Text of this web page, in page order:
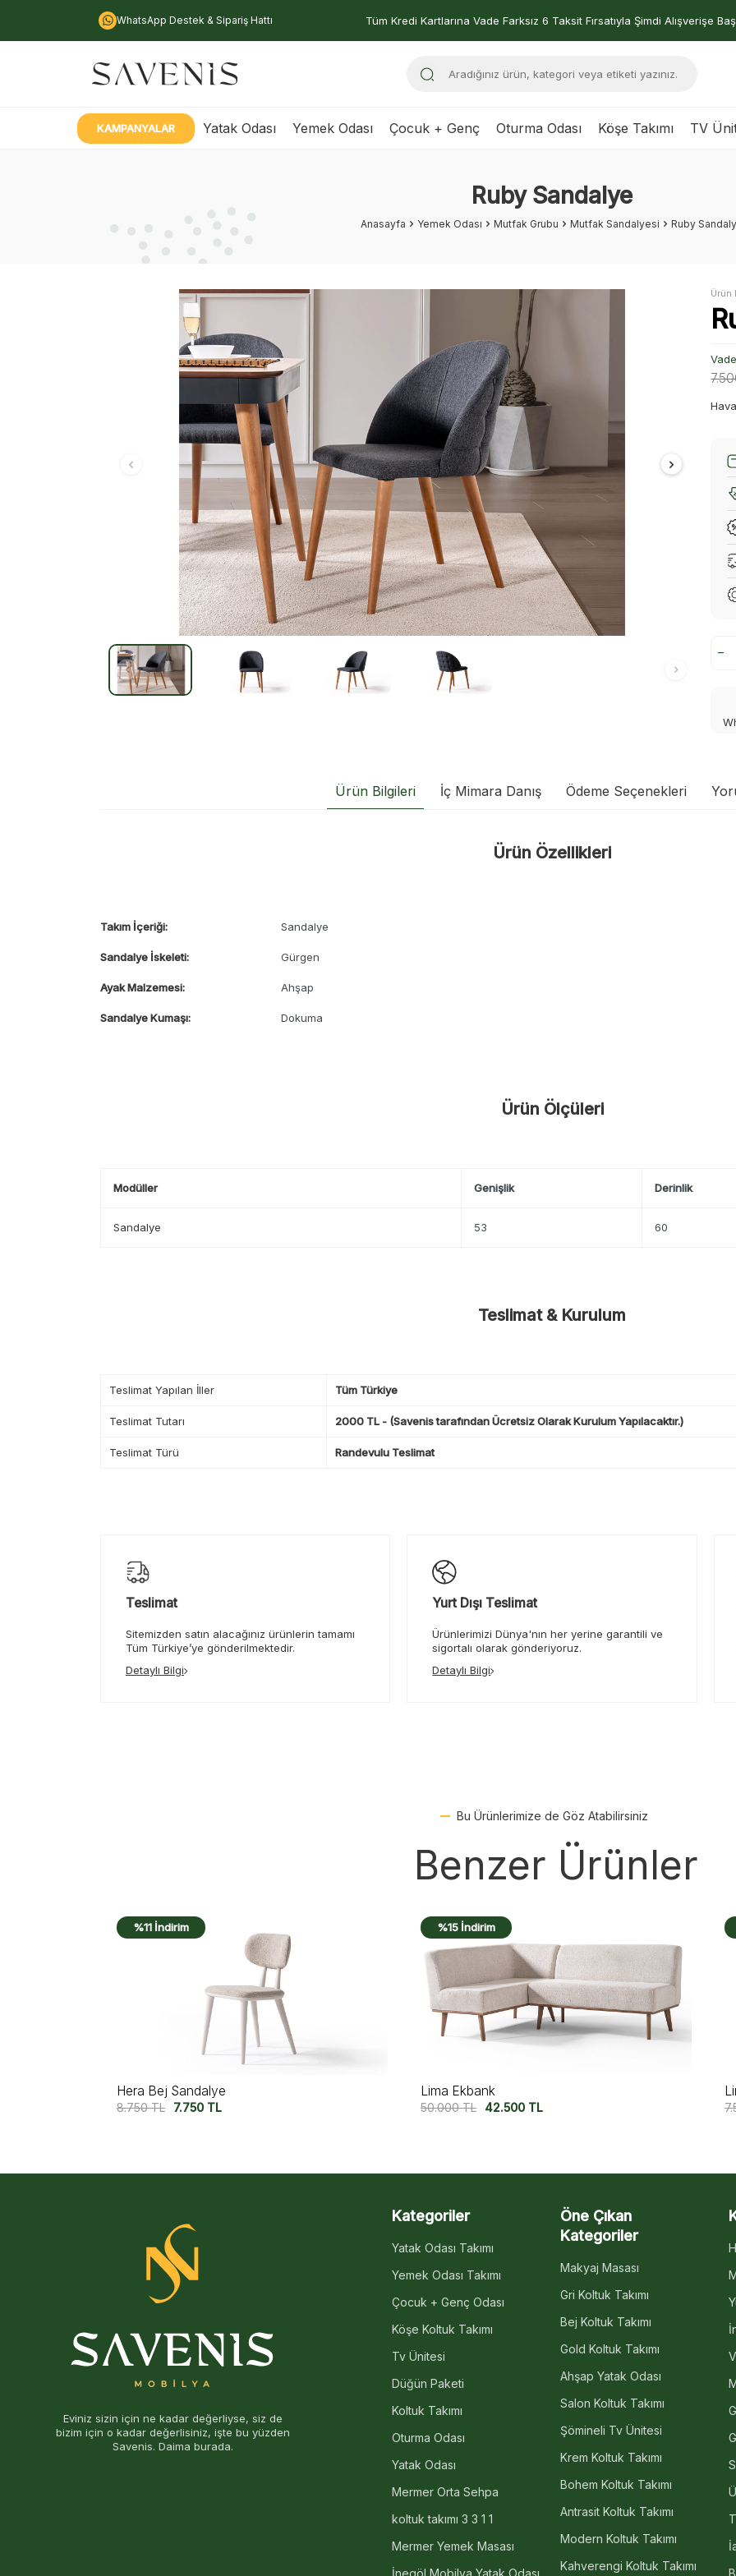
WhatsApp Destek & Sipariş Hattı Tüm Kredi Kartlarına Vade Farksız 6 Taksit Fırsatıyla Şimdi Alışverişe
KAMPANYALAR Yatak Odası Yemek Odası Çocuk + Genç Oturma Odası Köşe Takımı TV
Ruby Sandalye
Anasayfa Yemek Odası Mutfak Grubu Mutfak Sandalyesi Ruby
Ürün
Ürün Bilgileri İç Mimara Danış Ödeme Seçenekleri
Ürün Özellikleri
Takım İçeriği: Sandalye
Sandalye İskeleti: Gürgen
Ayak Malzemesi: Ahşap
Sandalye Kumaşı: Dokuma
Ürün Ölçüleri
Modüller Genişlik Derinlik
Sandalye 53 60
Teslimat & Kurulum
Teslimat Yapılan İller Tüm Türkiye
Teslimat Tutarı 2000 TL - (Savenis tarafından Ücretsiz Olarak Kurulum Yapılacaktır.)
Teslimat Türü Randevulu Teslimat
Teslimat
Sitemizden satın alacağınız ürünlerin tamamı
Tüm Türkiye’ye gönderilmektedir.
Detaylı Bilgi
Yurt Dışı Teslimat
Ürünlerimizi Dünya'nın her yerine garantili ve
sigortalı olarak gönderiyoruz.
Detaylı Bilgi
Bu Ürünlerimize de Göz Atabilirsiniz
Benzer Ürünler
%15 İndirim
Lima Ekbank
50.000TL 42.500TL
%10 İndirim
Lima Sandalye
7.500TL 6.750TL
Eviniz sizin için ne kadar değerliyse, siz de
bizim için o kadar değerlisiniz, işte bu yüzden
Savenis. Daima burada.
Kategoriler
Yatak Odası Takımı
Yemek Odası Takımı
Çocuk + Genç Odası
Köşe Koltuk Takımı
Tv Ünitesi
Düğün Paketi
Koltuk Takımı
Oturma Odası
Yatak Odası
Mermer Orta Sehpa
koltuk takımı 3 3 1 1
Mermer Yemek Masası
İnegöl Mobilya Yatak Odası
Öne Çıkan
Kategoriler
Makyaj Masası
Gri Koltuk Takımı
Bej Koltuk Takımı
Gold Koltuk Takımı
Ahşap Yatak Odası
Salon Koltuk Takımı
Şömineli Tv Ünitesi
Krem Koltuk Takımı
Bohem Koltuk Takımı
Antrasit Koltuk Takımı
Modern Koltuk Takımı
Kahverengi Koltuk Takımı